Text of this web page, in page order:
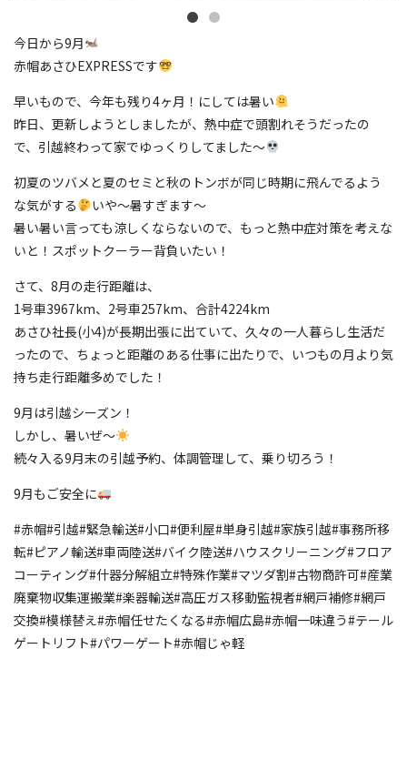
今日から9月
赤帽あさひEXPRESSです
早いもので、今年も残り4ヶ月！にしては暑い
昨日、更新しようとしましたが、熱中症で頭割れそうだったの
で、引越終わって家でゆっくりしてました〜
初夏のツバメと夏のセミと秋のトンボが同じ時期に飛んでるよう
な気がする
いや〜暑すぎます〜
暑い暑い言っても涼しくならないので、もっと熱中症対策を考えな
いと！スポットクーラー背負いたい！
さて、8月の走行距離は、
1号車3967km、2号車257km、合計4224km
あさひ社長(小4)が長期出張に出ていて、久々の一人暮らし生活だ
ったので、ちょっと距離のある仕事に出たりで、いつもの月より気
持ち走行距離多めでした！
9月は引越シーズン！
しかし、暑いぜ〜
続々入る9月末の引越予約、体調管理して、乗り切ろう！
9月もご安全に
#赤帽#引越#緊急輸送#小口#便利屋#単身引越#家族引越#事務所移
転#ピアノ輸送#車両陸送#バイク陸送#ハウスクリーニング#フロア
コーティング#什器分解組立#特殊作業#マツダ割#古物商許可#産業
廃棄物収集運搬業#楽器輸送#高圧ガス移動監視者#網戸補修#網戸
交換#模様替え#赤帽任せたくなる#赤帽広島#赤帽一味違う#テール
ゲートリフト#パワーゲート#赤帽じゃ軽